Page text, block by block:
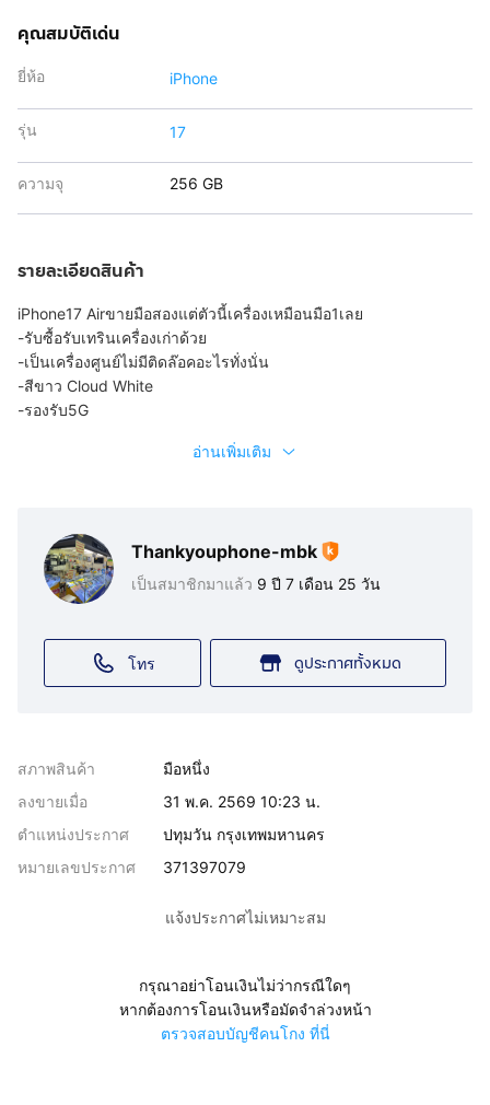
คุณสมบัติเด่น
ยี่ห้อ iPhone
รุ่น 17
ความจุ 256 GB
รายละเอียดสินค้า
iPhone17 Airขายมือสองแต่ตัวนี้เครื่องเหมือนมือ1เลย
-รับซื้อรับเทรินเครื่องเก่าด้วย
-เป็นเครื่องศูนย์ไม่มีติดล๊อคอะไรทั่งนั่น
-สีขาว Cloud White
-รองรับ5G
อ่านเพิ่มเติม
Thankyouphone-mbk
เป็นสมาชิกมาแล้ว 9 ปี 7 เดือน 25 วัน
โทร ดูประกาศทั้งหมด
สภาพสินค้า
มือหนึ่ง
ลงขายเมื่อ
31 พ.ค. 2569 10:23 น.
ตำแหน่งประกาศ
ปทุมวัน กรุงเทพมหานคร
หมายเลขประกาศ
371397079
แจ้งประกาศไม่เหมาะสม
กรุณาอย่าโอนเงินไม่ว่ากรณีใดๆ
หากต้องการโอนเงินหรือมัดจำล่วงหน้า
ตรวจสอบบัญชีคนโกง ที่นี่